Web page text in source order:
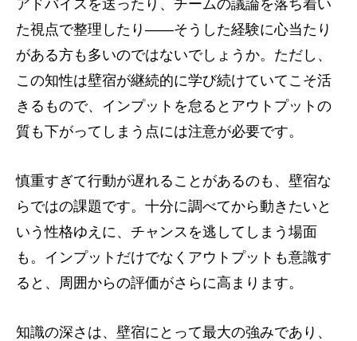
アドバイスを送ったり、チームの議論を落ち着い
た視点で整理したり――そうした経験に心当たり
がある方も多いのではないでしょうか。ただし、
この知性は壁宿が継続的に学び続けていてこそ活
きるもので、インプットを怠るとアウトプットの
質も下がってしまう点には注意が必要です。
慎重すぎて行動が遅れることがあるのも、壁宿な
らではの課題です。十分に調べてから動きたいと
いう性格ゆえに、チャンスを逃してしまう場面
も。インプットだけでなくアウトプットも意識す
ると、周囲からの評価がさらに高まります。
知識の深さは、壁宿にとって最大の強みであり、